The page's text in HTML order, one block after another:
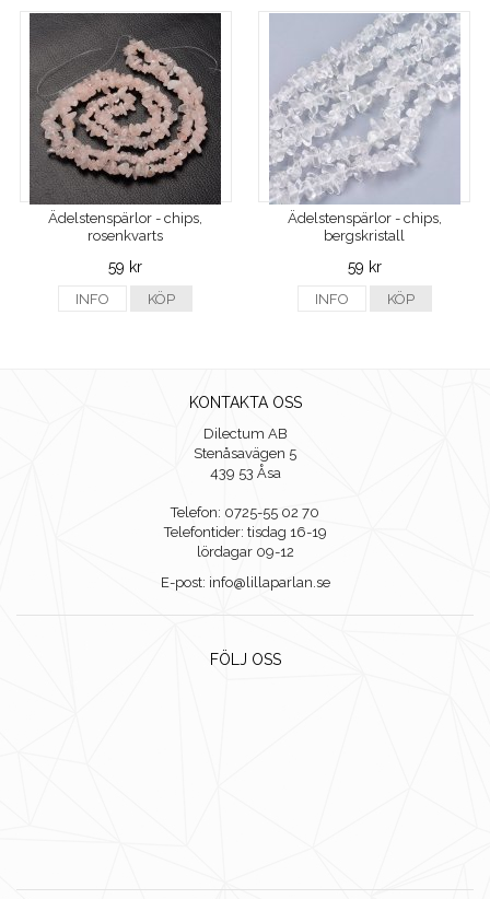
Ädelstenspärlor - chips,
rosenkvarts
59 kr
INFO KÖP
Ädelstenspärlor - chips,
bergskristall
59 kr
INFO KÖP
KONTAKTA OSS
Dilectum AB
Stenåsavägen 5
439 53 Åsa
Telefon: 0725-55 02 70
Telefontider: tisdag 16-19
lördagar 09-12
E-post: info@lillaparlan.se
FÖLJ OSS